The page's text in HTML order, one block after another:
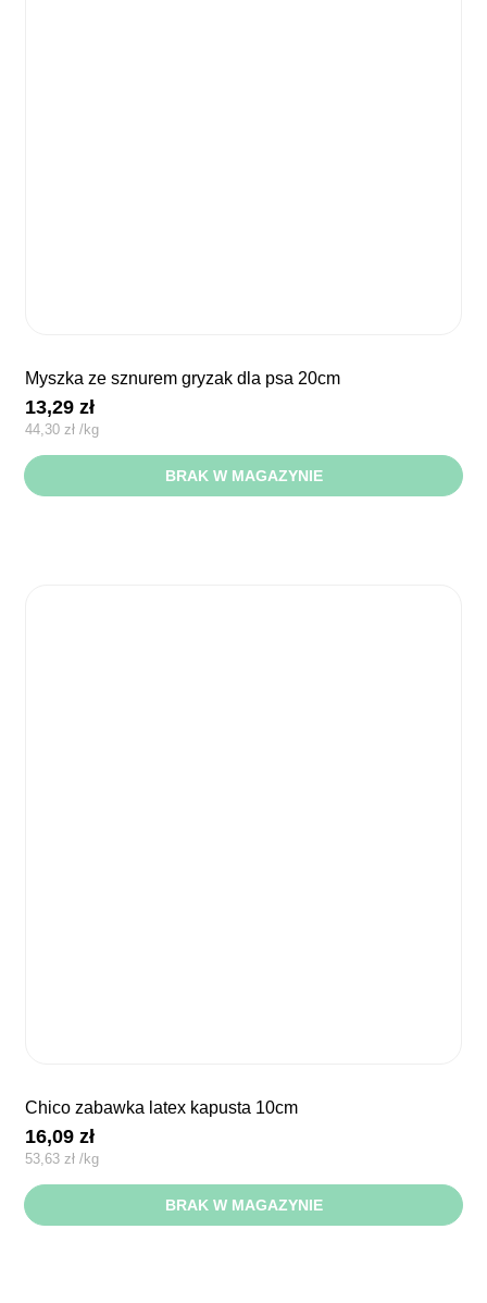
myszka ze sznurem gryzak dla psa 20cm
13,29zł
44,30 zł /kg
BRAK W MAGAZYNIE
chico zabawka latex kapusta 10cm
16,09zł
53,63 zł /kg
BRAK W MAGAZYNIE